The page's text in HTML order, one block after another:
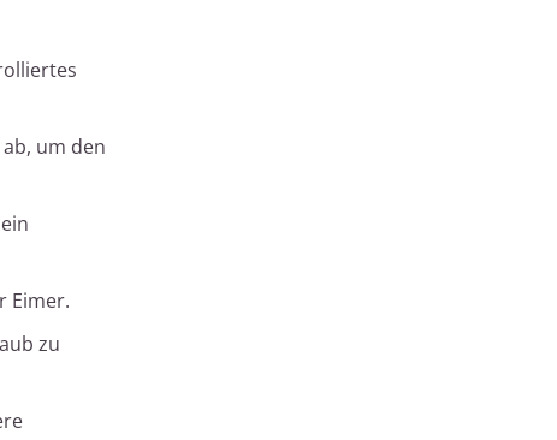
um den
Eimer.
zu